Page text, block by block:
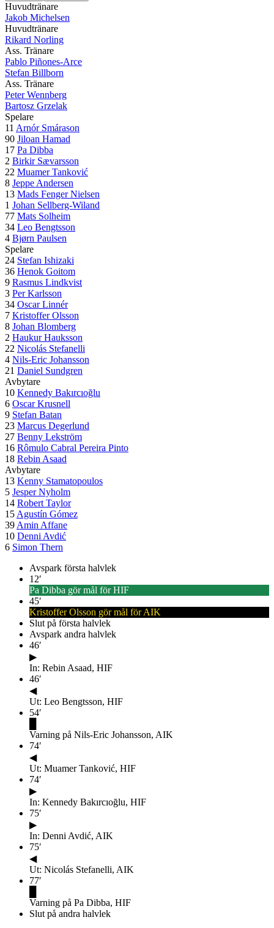
Huvudtränare
Jakob Michelsen
Huvudtränare
Rikard Norling
Ass. Tränare
Pablo Piñones-Arce
Stefan Billborn
Ass. Tränare
Peter Wennberg
Bartosz Grzelak
Spelare
11 Arnór Smárason
90 Jiloan Hamad
17 Pa Dibba
2 Birkir Sævarsson
22 Muamer Tanković
8 Jeppe Andersen
13 Mads Fenger Nielsen
1 Johan Sellberg-Wiland
77 Mats Solheim
34 Leo Bengtsson
4 Bjørn Paulsen
Spelare
24 Stefan Ishizaki
36 Henok Goitom
9 Rasmus Lindkvist
3 Per Karlsson
34 Oscar Linnér
7 Kristoffer Olsson
8 Johan Blomberg
2 Haukur Hauksson
22 Nicolás Stefanelli
4 Nils-Eric Johansson
21 Daniel Sundgren
Avbytare
10 Kennedy Bakırcıoğlu
6 Oscar Krusnell
9 Stefan Batan
23 Marcus Degerlund
27 Benny Lekström
16 Rômulo Cabral Pereira Pinto
18 Rebin Asaad
Avbytare
13 Kenny Stamatopoulos
5 Jesper Nyholm
14 Robert Taylor
15 Agustín Gómez
39 Amin Affane
10 Denni Avdić
6 Simon Thern
Avspark första halvlek
12′
Pa Dibba gör mål för HIF
45′
Kristoffer Olsson gör mål för AIK
Slut på första halvlek
Avspark andra halvlek
46′
▶
In: Rebin Asaad, HIF
46′
◀
Ut: Leo Bengtsson, HIF
54′
Varning på Nils-Eric Johansson, AIK
74′
◀
Ut: Muamer Tanković, HIF
74′
▶
In: Kennedy Bakırcıoğlu, HIF
75′
▶
In: Denni Avdić, AIK
75′
◀
Ut: Nicolás Stefanelli, AIK
77′
Varning på Pa Dibba, HIF
Slut på andra halvlek